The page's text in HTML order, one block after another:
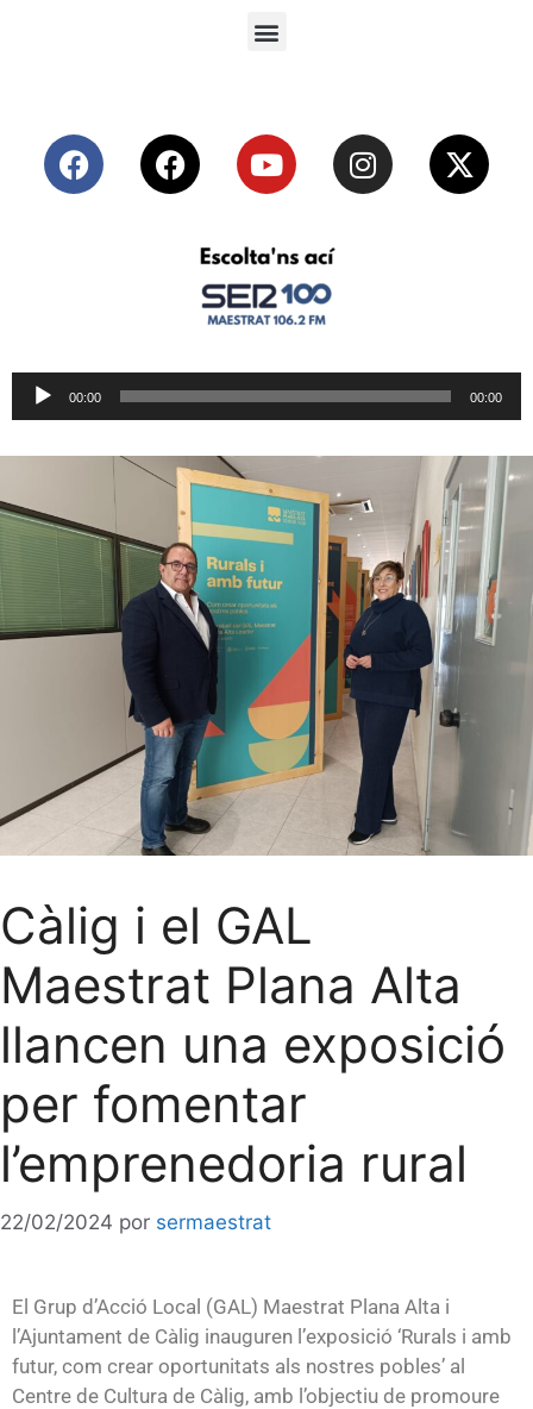
Reproductor
de
00:00 00:00
Càlig i el GAL
Maestrat Plana Alta
llancen una exposició
per fomentar
l’emprenedoria rural
22/02/2024 por sermaestrat
El Grup d’Acció Local (GAL) Maestrat Plana Alta i
l’Ajuntament de Càlig inauguren l’exposició ‘Rurals i amb
futur, com crear oportunitats als nostres pobles’ al
Centre de Cultura de Càlig, amb l’objectiu de promoure